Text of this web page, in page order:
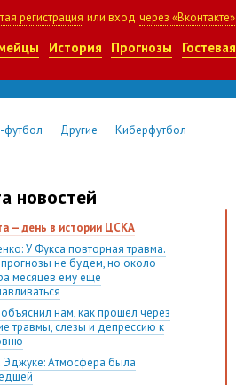
регистрация или вход через «Вконтакте»
История Прогнозы Гостевая
Другие Киберфутбол
новостей
— день в истории ЦСКА
У Фукса повторная травма.
не будем, но около
месяцев ему еще
нам, как прошел через
травмы, слезы и депрессию к
Атмосфера была